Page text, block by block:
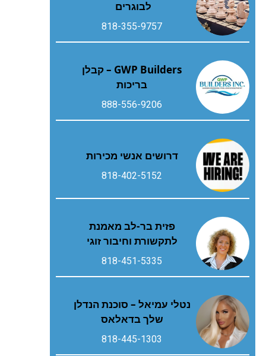
לבוגרים
818-355-9757
GWP Builders – קבלן
בריכות
888-556-9206
דרושים אנשי מכירות
818-402-5152
פזית בר-לב מאמנת
לתקשורת וחיבור זוגי
818-451-5335
נטלי עמיאל – סוכנת הנדלן
שלך בדאלאס
818-445-1303